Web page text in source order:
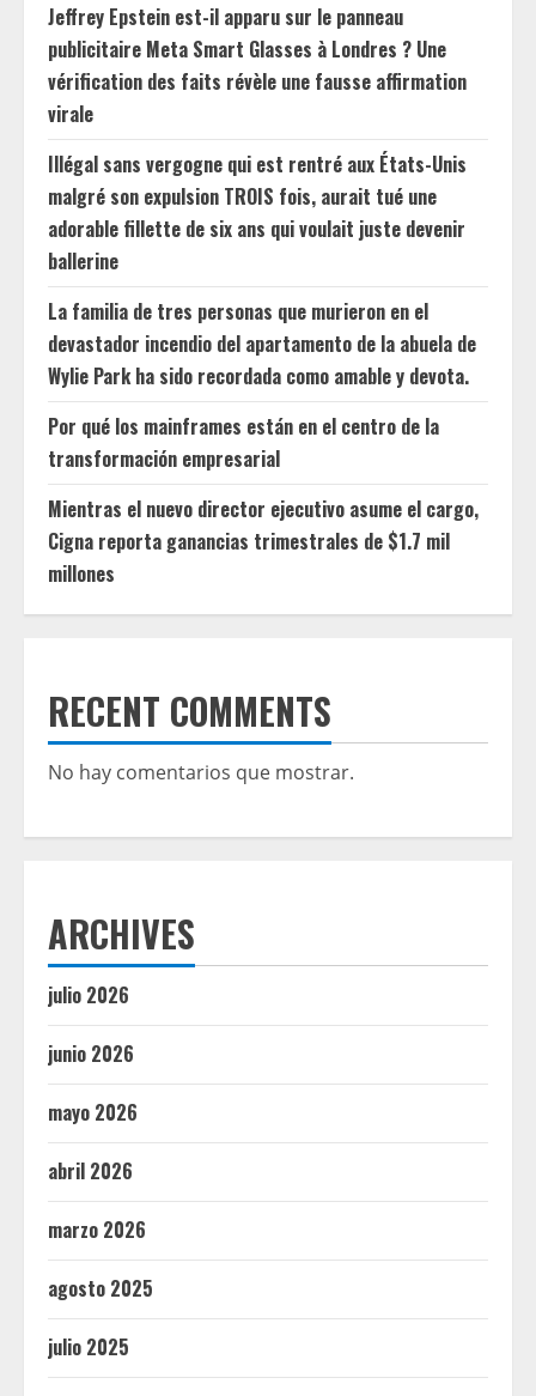
Jeffrey Epstein est-il apparu sur le panneau
publicitaire Meta Smart Glasses à Londres ? Une
vérification des faits révèle une fausse affirmation
virale
Illégal sans vergogne qui est rentré aux États-Unis
malgré son expulsion TROIS fois, aurait tué une
adorable fillette de six ans qui voulait juste devenir
ballerine
La familia de tres personas que murieron en el
devastador incendio del apartamento de la abuela de
Wylie Park ha sido recordada como amable y devota.
Por qué los mainframes están en el centro de la
transformación empresarial
Mientras el nuevo director ejecutivo asume el cargo,
Cigna reporta ganancias trimestrales de $1.7 mil
millones
RECENT COMMENTS
No hay comentarios que mostrar.
ARCHIVES
julio 2026
junio 2026
mayo 2026
abril 2026
marzo 2026
agosto 2025
julio 2025